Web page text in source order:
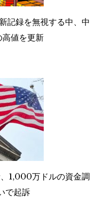
記録を無視する中、中
値を更新
1,000万ドルの資金調
で起訴